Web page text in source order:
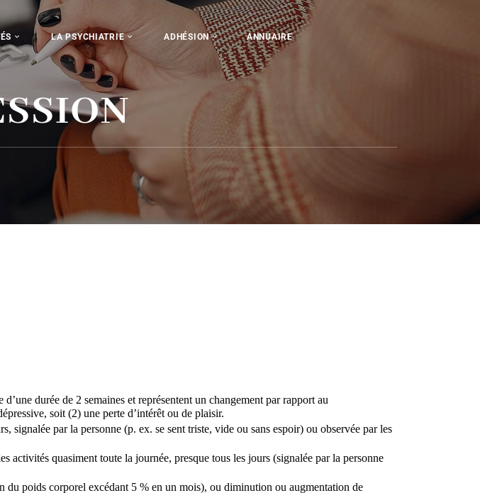
LA PSYCHIATRIE ADHÉSION ANNUAIRE
durée de 2 semaines et représentent un changement par rapport au
soit (2) une perte d’intérêt ou de plaisir.
signalée par la personne (p. ex. se sent triste, vide ou sans espoir) ou observée par les
activités quasiment toute la journée, presque tous les jours (signalée par la personne
poids corporel excédant 5 % en un mois), ou diminution ou augmentation de